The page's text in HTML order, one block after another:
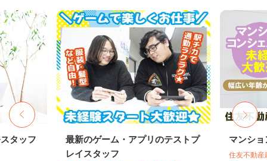
タッフ
最新のゲーム・アプリのテストプ
レイスタッフ
マンシ
住友不動産